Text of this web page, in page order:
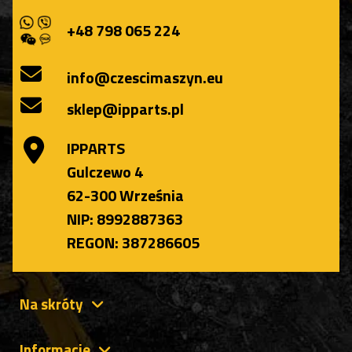
+48 798 065 224
info@czescimaszyn.eu
sklep@ipparts.pl
IPPARTS
Gulczewo 4
62-300 Września
NIP: 8992887363
REGON: 387286605
Na skróty